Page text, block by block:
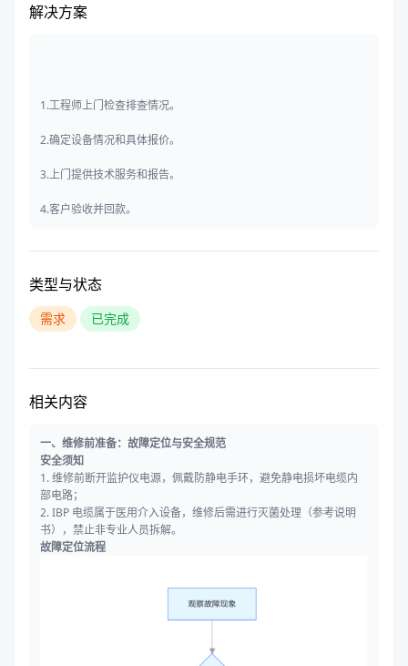
解决方案
1.工程师上门检查排查情况。
2.确定设备情况和具体报价。
3.上门提供技术服务和报告。
4.客户验收并回款。
类型与状态
需求 已完成
相关内容
一、维修前准备：故障定位与安全规范
安全须知
1. 维修前断开监护仪电源，佩戴防静电手环，避免静电损坏电缆内
部电路；
2. IBP 电缆属于医用介入设备，维修后需进行灭菌处理（参考说明
书），禁止非专业人员拆解。
故障定位流程